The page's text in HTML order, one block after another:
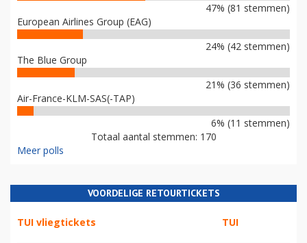
47% (81 stemmen)
European Airlines Group (EAG)
24% (42 stemmen)
The Blue Group
21% (36 stemmen)
Air-France-KLM-SAS(-TAP)
6% (11 stemmen)
Totaal aantal stemmen: 170
Meer polls
VOORDELIGE RETOURTICKETS
TUI vliegtickets TUI